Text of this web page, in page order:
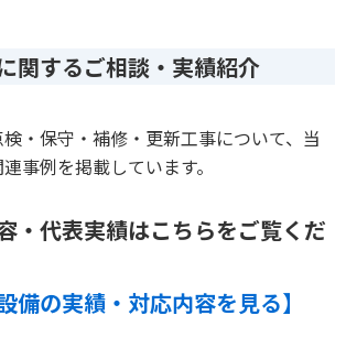
関するご相談・実績紹介
・保守・補修・更新工事について、当
事例を掲載しています。
・代表実績はこちらをご覧くだ
備の実績・対応内容を見る】